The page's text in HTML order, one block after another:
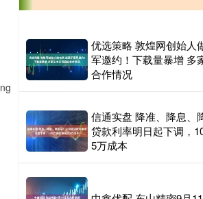
优选策略 敦煌网创始人
军邀约！下载量暴增 多
合作情况
信通实盘 降准、降息、
贷款利率明日起下调，
5万成本